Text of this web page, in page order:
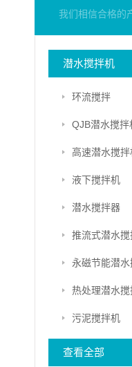
我们相信合格的
潜水搅拌机
环流搅拌
QJB潜水搅拌
高速潜水搅拌
液下搅拌机
潜水搅拌器
推流式潜水搅
永磁节能潜
热处理潜水搅
污泥搅拌机
查看全部